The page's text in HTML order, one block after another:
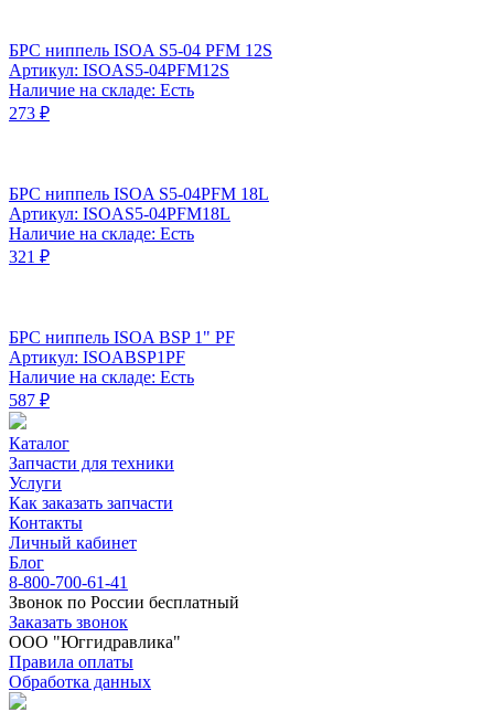
БРС ниппель ISOA S5-04 PFM 12S
Артикул: ISOAS5-04PFM12S
Наличие на складе: Есть
273 ₽
БРС ниппель ISOA S5-04PFM 18L
Артикул: ISOAS5-04PFM18L
Наличие на складе: Есть
321 ₽
БРС ниппель ISOA BSP 1" PF
Артикул: ISOABSP1PF
Наличие на складе: Есть
587 ₽
Каталог
Запчасти для техники
Услуги
Как заказать запчасти
Контакты
Личный кабинет
Блог
8-800-700-61-41
Звонок по России бесплатный
Заказать звонок
ООО "Юггидравлика"
Правила оплаты
Обработка данных